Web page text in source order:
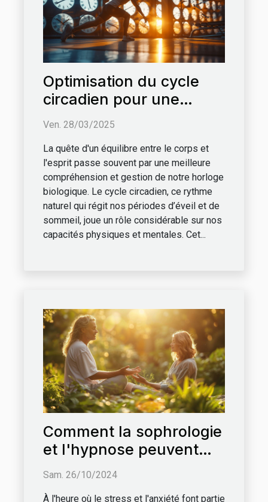
Optimisation du cycle
circadien pour une
meilleure forme
Ven. 28/03/2025
La quête d'un équilibre entre le corps et
l'esprit passe souvent par une meilleure
compréhension et gestion de notre horloge
biologique. Le cycle circadien, ce rythme
naturel qui régit nos périodes d’éveil et de
sommeil, joue un rôle considérable sur nos
capacités physiques et mentales. Cet...
Comment la sophrologie
et l'hypnose peuvent
améliorer votre bien-
Sam. 26/10/2024
À l'heure où le stress et l'anxiété font partie